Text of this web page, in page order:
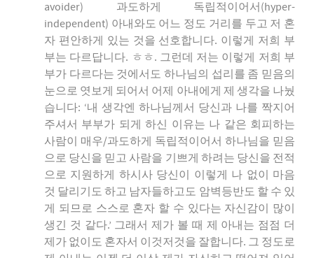
avoider) 과도하게 독립적이어서(hyper-
independent) 아내와도 어느 정도 거리를 두고 저 혼
자 편안하게 있는 것을 선호합니다. 이렇게 저희 부
부는 다르답니다. ㅎㅎ. 그런데 저는 이렇게 저희 부
부가 다르다는 것에서도 하나님의 섭리를 좀 믿음의
눈으로 엿보게 되어서 어제 아내에게 제 생각을 나눴
습니다: ‘내 생각엔 하나님께서 당신과 나를 짝지어
주셔서 부부가 되게 하신 이유는 나 같은 회피하는
사람이 매우/과도하게 독립적이어서 하나님을 믿음
으로 당신을 믿고 사람을 기쁘게 하려는 당신을 전적
으로 지원하게 하시사 당신이 이렇게 나 없이 마음
것 달리기도 하고 남자들하고도 암벽등반도 할 수 있
게 되므로 스스로 혼자 할 수 있다는 자신감이 많이
생긴 것 같다.’ 그래서 제가 볼 때 제 아내는 점점 더
제가 없이도 혼자서 이것저것을 잘합니다. 그 정도로